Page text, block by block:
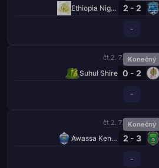
Ethiopia Nigd Bank 2 - 2
-
čt 2. 7. Konečný
Suhul Shire 0 - 2
-
čt 2. 7. Konečný
Awassa Kenema 2 - 3
-